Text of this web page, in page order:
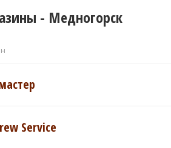
- Медногорск
Service